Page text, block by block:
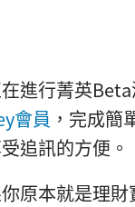
進行菁英
會員 ，完成簡
追訊的方便。
原本就是理